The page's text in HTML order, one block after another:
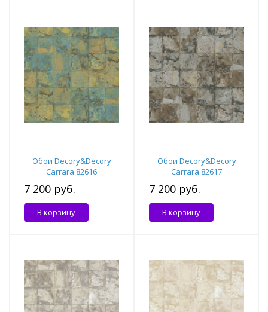
Обои Decory&Decory
Carrara 82616
7 200 руб.
В корзину
Обои Decory&Decory
Carrara 82617
7 200 руб.
В корзину